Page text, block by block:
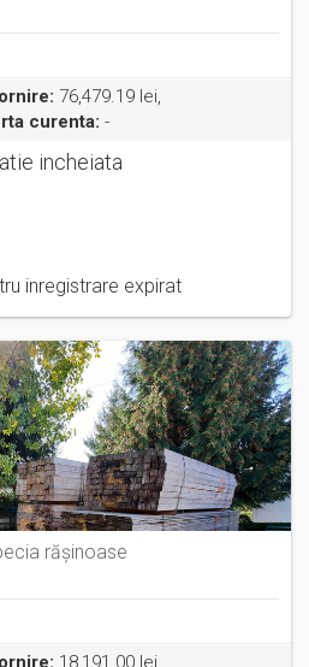
76,479.19 lei,
curenta: -
incheiata
inregistrare expirat
rășinoase
18,191.00 lei,